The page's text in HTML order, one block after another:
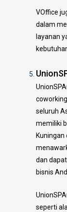
VOffice
dalam
layanan
seluruh
memiliki
Kuningan
dan
bisnis
seperti